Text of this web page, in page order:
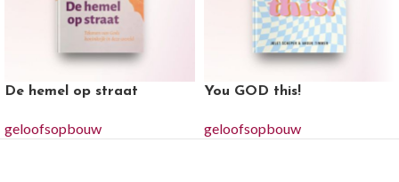
De hemel op straat
geloofsopbouw
You GOD this!
geloofsopbouw